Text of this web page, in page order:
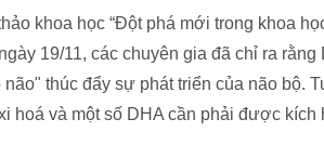
khoa học “Đột phá mới trong khoa
19/11, các chuyên gia đã chỉ ra
não" thúc đẩy sự phát triển của não bộ.
hoá và một số DHA cần phải được